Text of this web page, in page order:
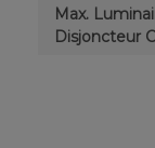
Max.
Disjoncteur